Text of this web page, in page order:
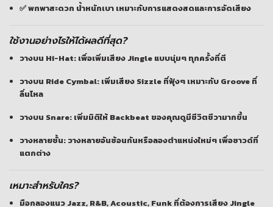
✅ พกพาสะดวก น้ำหนักเบา เหมาะกับการแสดงสดและการอัดเสียง
ใช้งานอย่างไรให้ได้ผลดีที่สุด?
วางบน Hi-Hat: เพื่อเพิ่มเสียง Jingle แบบนุ่มๆ ทุกครั้งที่ตี
วางบน Ride Cymbal: เพิ่มเสียง Sizzle ที่ฟุ้งๆ เหมาะกับ Groove ที่
ลื่นไหล
วางบน Snare: เพิ่มมิติให้ Backbeat ของคุณดูมีชีวิตชีวามากขึ้น
วางหลายชั้น: วางหลายอันซ้อนกันหรือลองตำแหน่งใหม่ๆ เพื่อซาวด์ที่
แตกต่าง
เหมาะสำหรับใคร?
มือกลองแนว Jazz, R&B, Acoustic, Funk ที่ต้องการเสียง Jingle